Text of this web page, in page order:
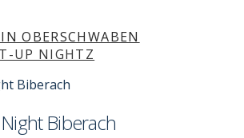
OBERSCHWABEN
UP NIGHTZ
Biberach
Biberach